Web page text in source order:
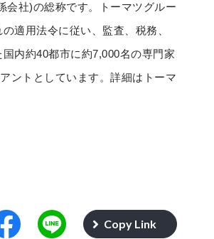
会社)の総称です。トーマツグルー
適用法令に従い、監査、税務、
内約40都市に約7,000名の専門家
ントとしています。詳細はトーマ
Copy Link